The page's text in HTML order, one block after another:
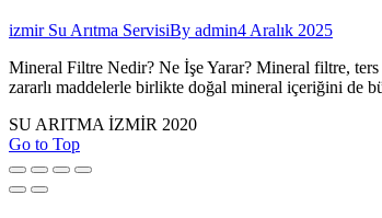
izmir Su Arıtma ServisiBy admin4 Aralık 2025
Mineral Filtre Nedir? Ne İşe Yarar? Mineral filtre, ters
zararlı maddelerle birlikte doğal mineral içeriğini de
SU ARITMA İZMİR 2020
Go to Top